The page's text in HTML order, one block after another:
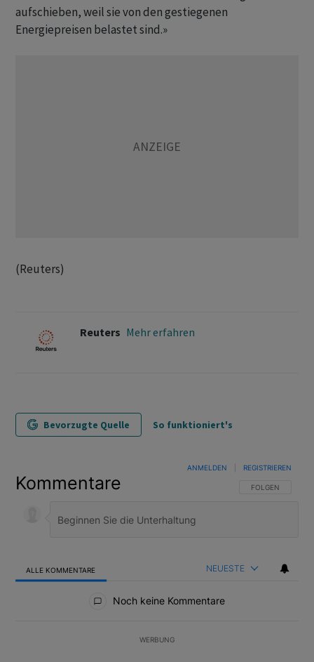
aufschieben, weil sie von den gestiegenen
Energiepreisen belastet sind.»
(Reuters)
Reuters Mehr erfahren
Bevorzugte Quelle So funktioniert's
Kommentare FOLGE DIESER
FOLGEN
ANMELDEN REGISTRIEREN
ALLE KOMMENTARE NEUESTE
Noch keine Kommentare
WERBUNG